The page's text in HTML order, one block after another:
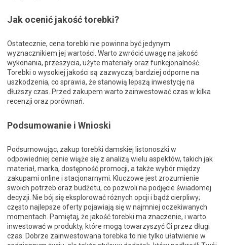
Jak ocenić jakość torebki?
Ostatecznie, cena torebki nie powinna być jedynym
wyznacznikiem jej wartości. Warto zwrócić uwagę na jakość
wykonania, przeszycia, użyte materiały oraz funkcjonalność.
Torebki o wysokiej jakości są zazwyczaj bardziej odporne na
uszkodzenia, co sprawia, że stanowią lepszą inwestycję na
dłuższy czas. Przed zakupem warto zainwestować czas w kilka
recenzji oraz porównań.
Podsumowanie i Wnioski
Podsumowując, zakup torebki damskiej listonoszki w
odpowiedniej cenie wiąże się z analizą wielu aspektów, takich jak
materiał, marka, dostępność promocji, a także wybór między
zakupami online i stacjonarnymi. Kluczowe jest zrozumienie
swoich potrzeb oraz budżetu, co pozwoli na podjęcie świadomej
decyzji. Nie bój się eksplorować różnych opcji i bądź cierpliwy;
często najlepsze oferty pojawiają się w najmniej oczekiwanych
momentach. Pamiętaj, że jakość torebki ma znaczenie, i warto
inwestować w produkty, które mogą towarzyszyć Ci przez długi
czas. Dobrze zainwestowana torebka to nie tylko ułatwienie w